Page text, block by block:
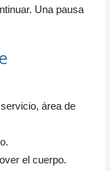
Una pausa
área de
el cuerpo.